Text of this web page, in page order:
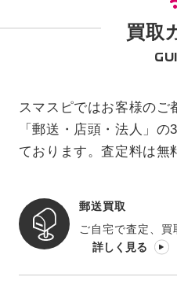
買取
スマスピではお客様のご
「郵送・店頭・法人」
ております。査定料は無
郵送買取
ご自宅で査定、買
詳しく見る